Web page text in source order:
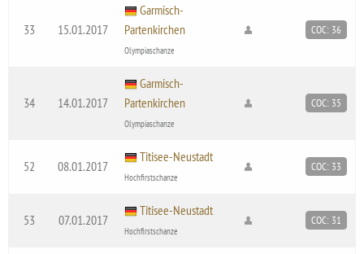
33 15.01.2017
Garmisch-
Partenkirchen
Olympiaschanze
COC: 36
34 14.01.2017
Garmisch-
Partenkirchen
Olympiaschanze
COC: 35
52 08.01.2017
Titisee-Neustadt
Hochfirstschanze
COC: 33
53 07.01.2017
Titisee-Neustadt
Hochfirstschanze
COC: 31